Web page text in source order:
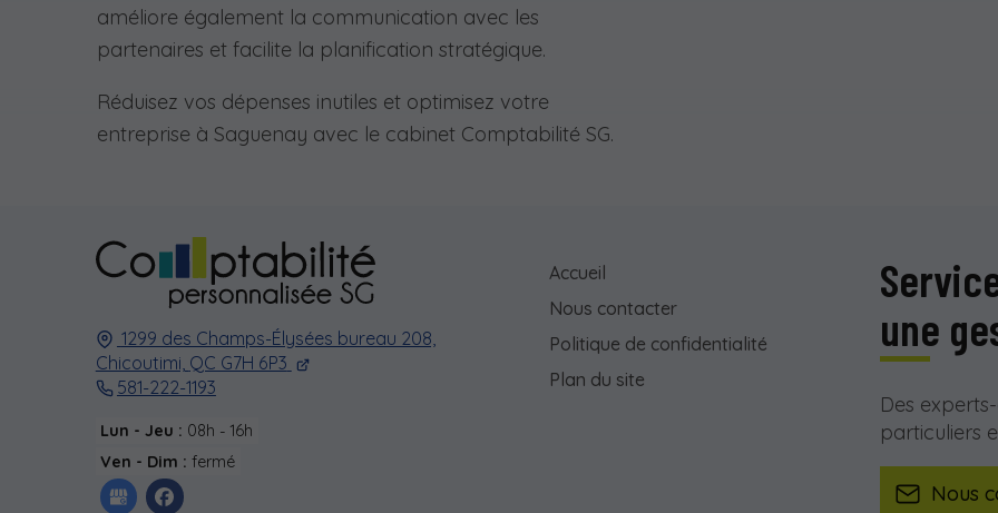
améliore également la communication avec les
partenaires et facilite la planification stratégique.
Réduisez vos dépenses inutiles et optimisez votre
entreprise à Saguenay avec le cabinet Comptabilité SG.
1299 des Champs-Élysées bureau 208,
Chicoutimi, QC G7H 6P3
581-222-1193
Lun - Jeu : 08h - 16h
Ven - Dim : fermé
Accueil
Nous contacter
Politique de confidentialité
Plan du site
une
Des
particuliers
Nous